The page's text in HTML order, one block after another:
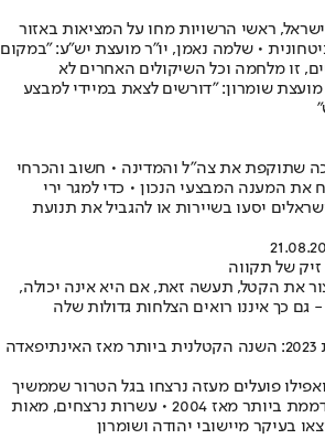
ראשי הרשויות מחו על המציאות באזור
• שלמה נאמן, יו"ר מועצת יש"ע: "במקום
זו מלחמה וכל השיקולים האחרים לא
מועצת שומרון: "דורשים לצאת במיידי למבצע
שתוקפת את צה"ל והמדינה • חשוב והכרחי
את המענה המבצעי הנכון • כדי למגר ירי
יסעו בשיירות או להגביל את תנועת
של תקווה
את הקטל, תעשה זאת, אם היא אינה יכולה,
כך איננו רואים הצלחות גדולות שלה
35 קורבנות טרור מתחילת 2023: השנה הקטלנית ביותר מאז האינתיפאדה
פועלים מעזה נרצחו בגל הטרור שממשיך
להכות במדינה בשנה המדממת ביותר מאז 2004 • עשרות נרצחים, מאות
בעיקר מיישובי יהודה ושומרון